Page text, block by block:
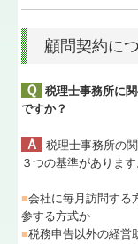
顧問契約に
Ｑ
税理士事務所に
ですか？
Ａ
税理士事務所の
３つの基準があります
■会社に毎月訪問する
参する方式か
■税務申告以外の経営